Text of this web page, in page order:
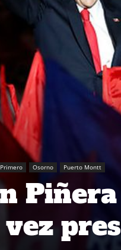
Osorno Puerto Montt